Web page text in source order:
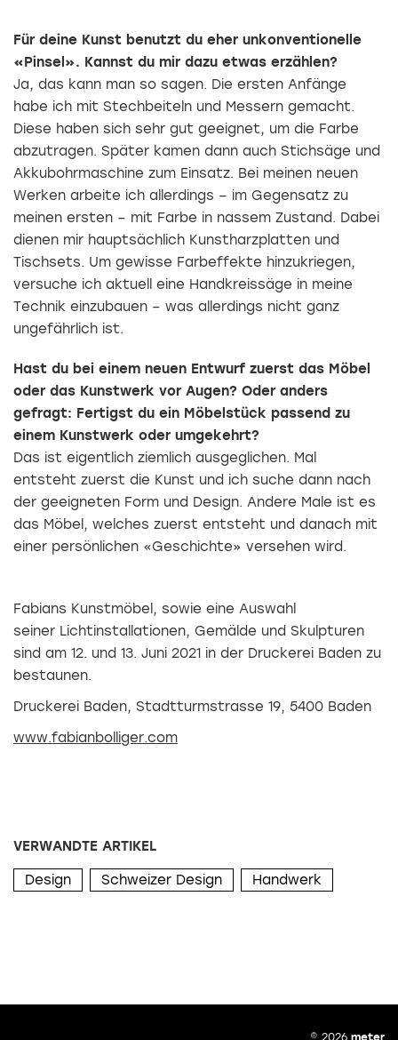
Für deine Kunst benutzt du eher unkonventionelle
«Pinsel». Kannst du mir dazu etwas erzählen?
Ja, das kann man so sagen. Die ersten Anfänge
habe ich mit Stechbeiteln und Messern gemacht.
Diese haben sich sehr gut geeignet, um die Farbe
abzutragen. Später kamen dann auch Stichsäge und
Akkubohrmaschine zum Einsatz. Bei meinen neuen
Werken arbeite ich allerdings – im Gegensatz zu
meinen ersten – mit Farbe in nassem Zustand. Dabei
dienen mir hauptsächlich Kunstharzplatten und
Tischsets. Um gewisse Farbeffekte hinzukriegen,
versuche ich aktuell eine Handkreissäge in meine
Technik einzubauen – was allerdings nicht ganz
ungefährlich ist.
Hast du bei einem neuen Entwurf zuerst das Möbel
oder das Kunstwerk vor Augen? Oder anders
gefragt: Fertigst du ein Möbelstück passend zu
einem Kunstwerk oder umgekehrt?
Das ist eigentlich ziemlich ausgeglichen. Mal
entsteht zuerst die Kunst und ich suche dann nach
der geeigneten Form und Design. Andere Male ist es
das Möbel, welches zuerst entsteht und danach mit
einer persönlichen «Geschichte» versehen wird.
Fabians Kunstmöbel, sowie eine Auswahl
seiner Lichtinstallationen, Gemälde und Skulpturen
sind am 12. und 13. Juni 2021 in der Druckerei Baden zu
bestaunen.
Druckerei Baden, Stadtturmstrasse 19, 5400 Baden
www.fabianbolliger.com
VERWANDTE ARTIKEL
Design Schweizer Design Handwerk